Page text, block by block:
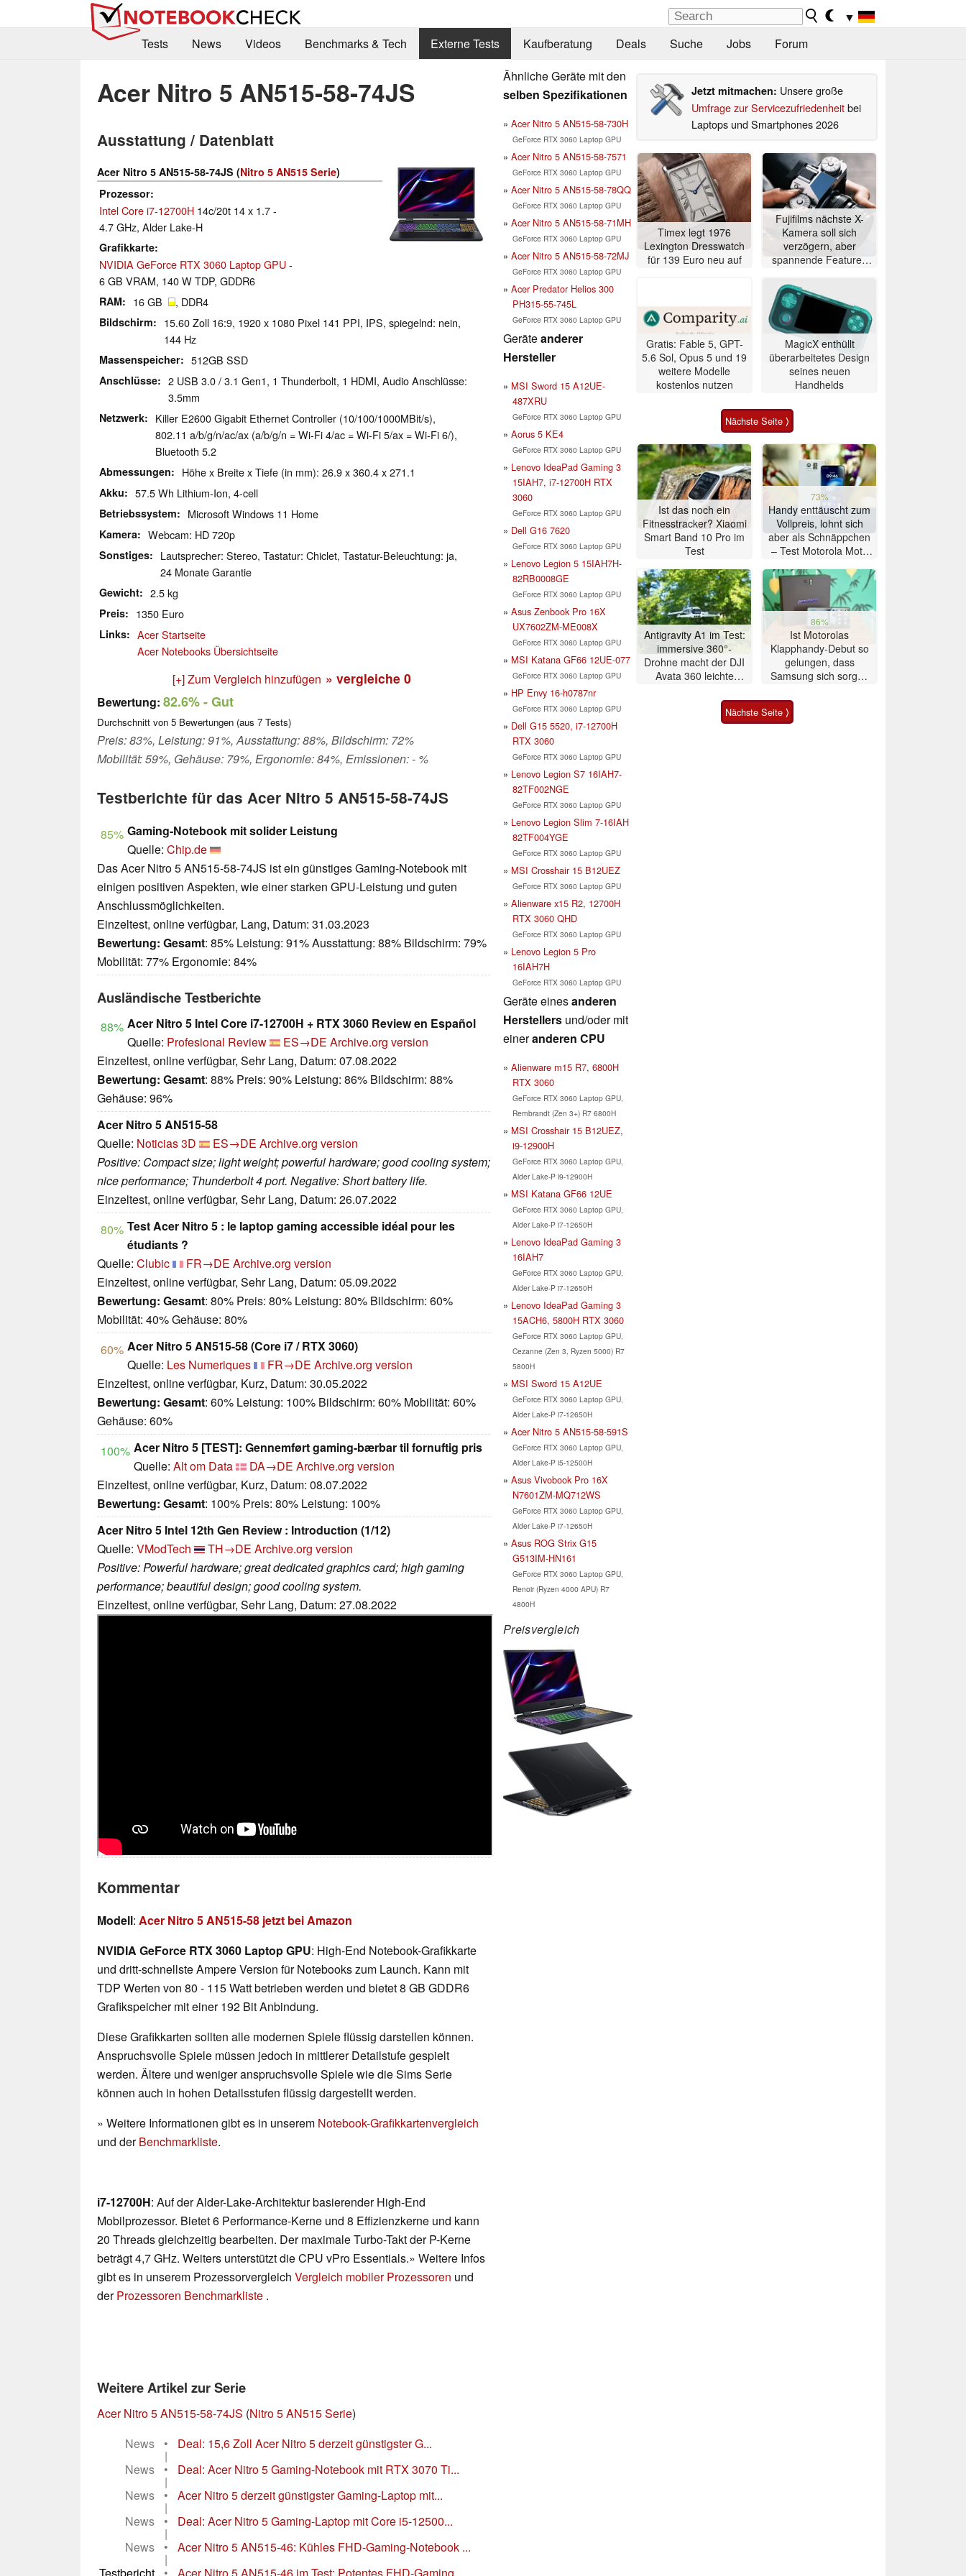
▼
Tests
News Videos Benchmarks & Tech Externe Tests Kaufberatung Deals Suche Jobs Forum
Acer Nitro 5 AN515-58-74JS
Ausstattung / Datenblatt
Acer Nitro 5 AN515-58-74JS (Nitro 5 AN515 Serie)
Prozessor
Intel Core i7-12700H 14c/20t 14 x 1.7 -
4.7 GHz, Alder Lake-H
Grafikkarte
NVIDIA GeForce RTX 3060 Laptop GPU-
6 GB VRAM, 140 W TDP, GDDR6
RAM 16 GB , DDR4
Bildschirm
15.60 Zoll 16:9, 1920 x 1080 Pixel 141 PPI, IPS, spiegelnd: nein,
144 Hz
Massenspeicher 512GB SSD
Anschlüsse
2 USB 3.0 / 3.1 Gen1, 1 Thunderbolt, 1 HDMI, Audio Anschlüsse:
3.5mm
Netzwerk
Killer E2600 Gigabit Ethernet Controller (10/100/1000MBit/s),
802.11 a/b/g/n/ac/ax (a/b/g/n = Wi-Fi 4/ac = Wi-Fi 5/ax = Wi-Fi 6/),
Bluetooth 5.2
Abmessungen Höhe x Breite x Tiefe (in mm): 26.9 x 360.4 x 271.1
Akku 57.5 Wh Lithium-Ion, 4-cell
Betriebssystem Microsoft Windows 11 Home
Kamera Webcam: HD 720p
Sonstiges
Lautsprecher: Stereo, Tastatur: Chiclet, Tastatur-Beleuchtung: ja,
24 Monate Garantie
Gewicht 2.5 kg
Preis 1350 Euro
Links
Acer Startseite
Acer Notebooks Übersichtseite
[+] Zum Vergleich hinzufügen » vergleiche 0
Bewertung: 82.6%- Gut
Durchschnitt von 5 Bewertungen (aus 7 Tests)
Preis: 83%, Leistung: 91%, Ausstattung: 88%, Bildschirm: 72%
Mobilität: 59%, Gehäuse: 79%, Ergonomie: 84%, Emissionen: - %
Testberichte für das Acer Nitro 5 AN515-58-74JS
85% Gaming-Notebook mit solider Leistung
Quelle: Chip.de
Das Acer Nitro 5 AN515-58-74JS ist ein günstiges Gaming-Notebook mit
einigen positiven Aspekten, wie einer starken GPU-Leistung und guten
Anschlussmöglichkeiten.
Einzeltest, online verfügbar, Lang, Datum: 31.03.2023
Bewertung: Gesamt: 85% Leistung: 91% Ausstattung: 88% Bildschirm: 79%
Mobilität: 77% Ergonomie: 84%
Ausländische Testberichte
88% Acer Nitro 5 Intel Core i7-12700H + RTX 3060 Review en Español
Quelle: Profesional Review ES→DE Archive.org version
Einzeltest, online verfügbar, Sehr Lang, Datum: 07.08.2022
Bewertung: Gesamt: 88% Preis: 90% Leistung: 86% Bildschirm: 88%
Gehäuse: 96%
Acer Nitro 5 AN515-58
Quelle: Noticias 3D ES→DE Archive.org version
Positive: Compact size; light weight; powerful hardware; good cooling system;
nice performance; Thunderbolt 4 port. Negative: Short battery life.
Einzeltest, online verfügbar, Sehr Lang, Datum: 26.07.2022
80% Test Acer Nitro 5 : le laptop gaming accessible idéal pour les
étudiants ?
Quelle: Clubic FR→DE Archive.org version
Einzeltest, online verfügbar, Sehr Lang, Datum: 05.09.2022
Bewertung: Gesamt: 80% Preis: 80% Leistung: 80% Bildschirm: 60%
Mobilität: 40% Gehäuse: 80%
60% Acer Nitro 5 AN515-58 (Core i7 / RTX 3060)
Quelle: Les Numeriques FR→DE Archive.org version
Einzeltest, online verfügbar, Kurz, Datum: 30.05.2022
Bewertung: Gesamt: 60% Leistung: 100% Bildschirm: 60% Mobilität: 60%
Gehäuse: 60%
100% Acer Nitro 5 [TEST]: Gennemført gaming-bærbar til fornuftig pris
Quelle: Alt om Data DA→DE Archive.org version
Einzeltest, online verfügbar, Kurz, Datum: 08.07.2022
Bewertung: Gesamt: 100% Preis: 80% Leistung: 100%
Acer Nitro 5 Intel 12th Gen Review : Introduction (1/12)
Quelle: VModTech TH→DE Archive.org version
Positive: Powerful hardware; great dedicated graphics card; high gaming
performance; beautiful design; good cooling system.
Einzeltest, online verfügbar, Sehr Lang, Datum: 27.08.2022
Kommentar
Modell: Acer Nitro 5 AN515-58 jetzt bei Amazon
NVIDIA GeForce RTX 3060 Laptop GPU: High-End Notebook-Grafikkarte
und dritt-schnellste Ampere Version für Notebooks zum Launch. Kann mit
TDP Werten von 80 - 115 Watt betrieben werden und bietet 8 GB GDDR6
Grafikspeicher mit einer 192 Bit Anbindung.
Diese Grafikkarten sollten alle modernen Spiele flüssig darstellen können.
Anspruchsvolle Spiele müssen jedoch in mittlerer Detailstufe gespielt
werden. Ältere und weniger anspruchsvolle Spiele wie die Sims Serie
können auch in hohen Detailsstufen flüssig dargestellt werden.
» Weitere Informationen gibt es in unserem Notebook-Grafikkartenvergleich
und derBenchmarkliste.
i7-12700H: Auf der Alder-Lake-Architektur basierender High-End
Mobilprozessor. Bietet 6 Performance-Kerne und 8 Effizienzkerne und kann
20 Threads gleichzeitig bearbeiten. Der maximale Turbo-Takt der P-Kerne
beträgt 4,7 GHz. Weiters unterstützt die CPU vPro Essentials.» Weitere Infos
gibt es in unserem Prozessorvergleich Vergleich mobiler Prozessoren und
derProzessoren Benchmarkliste .
Weitere Artikel zur Serie
Acer Nitro 5 AN515-58-74JS (Nitro 5 AN515 Serie)
News
• Deal: 15,6 Zoll Acer Nitro 5 derzeit günstigster G...
|
News
• Deal: Acer Nitro 5 Gaming-Notebook mit RTX 3070 Ti...
|
News
• Acer Nitro 5 derzeit günstigster Gaming-Laptop mit...
|
News
• Deal: Acer Nitro 5 Gaming-Laptop mit Core i5-12500...
|
News
• Acer Nitro 5 AN515-46: Kühles FHD-Gaming-Notebook ...
|
Ähnliche Geräte mit den
selben Spezifikationen
Acer Nitro 5 AN515-58-730H
GeForce RTX 3060 Laptop GPU
Acer Nitro 5 AN515-58-7571
GeForce RTX 3060 Laptop GPU
Acer Nitro 5 AN515-58-78QQ
GeForce RTX 3060 Laptop GPU
Acer Nitro 5 AN515-58-71MH
GeForce RTX 3060 Laptop GPU
Acer Nitro 5 AN515-58-72MJ
GeForce RTX 3060 Laptop GPU
Acer Predator Helios 300
PH315-55-745L
GeForce RTX 3060 Laptop GPU
Geräteanderer
Hersteller
MSI Sword 15 A12UE-
487XRU
GeForce RTX 3060 Laptop GPU
Aorus 5 KE4
GeForce RTX 3060 Laptop GPU
Lenovo IdeaPad Gaming 3
15IAH7, i7-12700H RTX
3060
GeForce RTX 3060 Laptop GPU
Dell G16 7620
GeForce RTX 3060 Laptop GPU
Lenovo Legion 5 15IAH7H-
82RB0008GE
GeForce RTX 3060 Laptop GPU
Asus Zenbook Pro 16X
UX7602ZM-ME008X
GeForce RTX 3060 Laptop GPU
MSI Katana GF66 12UE-077
GeForce RTX 3060 Laptop GPU
HP Envy 16-h0787nr
GeForce RTX 3060 Laptop GPU
Dell G15 5520, i7-12700H
RTX 3060
GeForce RTX 3060 Laptop GPU
Lenovo Legion S7 16IAH7-
82TF002NGE
GeForce RTX 3060 Laptop GPU
Lenovo Legion Slim 7-16IAH
82TF004YGE
GeForce RTX 3060 Laptop GPU
MSI Crosshair 15 B12UEZ
GeForce RTX 3060 Laptop GPU
Alienware x15 R2, 12700H
RTX 3060 QHD
GeForce RTX 3060 Laptop GPU
Lenovo Legion 5 Pro
16IAH7H
GeForce RTX 3060 Laptop GPU
Geräte einesanderen
Herstellers und/oder mit
eineranderen CPU
Alienware m15 R7, 6800H
RTX 3060
GeForce RTX 3060 Laptop GPU,
Rembrandt (Zen 3+) R7 6800H
MSI Crosshair 15 B12UEZ,
i9-12900H
GeForce RTX 3060 Laptop GPU,
Alder Lake-P i9-12900H
MSI Katana GF66 12UE
GeForce RTX 3060 Laptop GPU,
Alder Lake-P i7-12650H
Lenovo IdeaPad Gaming 3
16IAH7
GeForce RTX 3060 Laptop GPU,
Alder Lake-P i7-12650H
Lenovo IdeaPad Gaming 3
15ACH6, 5800H RTX 3060
GeForce RTX 3060 Laptop GPU,
Cezanne (Zen 3, Ryzen 5000) R7
5800H
MSI Sword 15 A12UE
GeForce RTX 3060 Laptop GPU,
Alder Lake-P i7-12650H
Acer Nitro 5 AN515-58-591S
GeForce RTX 3060 Laptop GPU,
Alder Lake-P i5-12500H
Asus Vivobook Pro 16X
N7601ZM-MQ712WS
GeForce RTX 3060 Laptop GPU,
Alder Lake-P i7-12650H
Asus ROG Strix G15
G513IM-HN161
GeForce RTX 3060 Laptop GPU,
Renoir (Ryzen 4000 APU) R7
4800H
Preisvergleich
Jetzt mitmachen: Unsere große
Umfrage zur Servicezufriedenheitbei
Laptops und Smartphones 2026
Timex legt 1976
Lexington Dresswatch
für 139 Euro neu auf
Fujifilms nächste X-
Kamera soll sich
verzögern, aber
spannende Features
Gratis: Fable 5, GPT-
5.6 Sol, Opus 5 und 19
weitere Modelle
kostenlos nutzen
MagicX enthüllt
überarbeitetes Design
seines neuen
Handhelds
Nächste Seite ⟩
Ist das noch ein
Fitnesstracker? Xiaomi
Smart Band 10 Pro im
Test
73%
Handy enttäuscht zum
Vollpreis, lohnt sich
aber als Schnäppchen
– Test Motorola Moto
Antigravity A1 im Test:
immersive 360°-
Drohne macht der DJI
Avata 360 leichte
86%
Ist Motorolas
Klapphandy-Debut so
gelungen, dass
Samsung sich sorgen
Smartphone im Test
Nächste Seite ⟩